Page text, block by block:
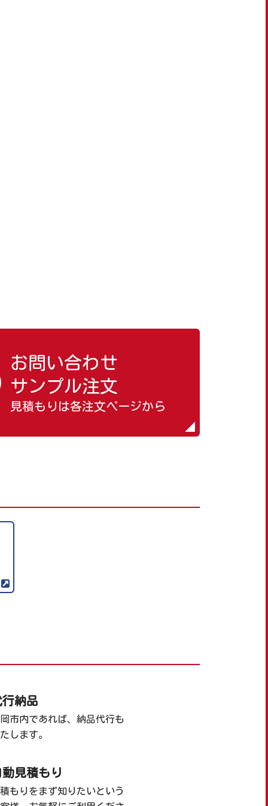
お問い合わせ
サンプル注文
見積もりは各注文ページから
行納品
市内であれば、納品代行も
します。
動見積もり
もりをまず知りたいという